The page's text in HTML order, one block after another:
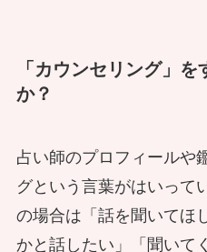
ブルと心霊エピソ
現役イタコに直撃
パーで起きた心霊
さんと残念なイケ
地獄の門が開くと
獄門とは？台湾都市
お祓いされた霊が
「カウンセリング」
か？
占い師のプロフィールや
グという言葉がはいって
の場合は「話を聞いてほ
かと話したい」「聞いて